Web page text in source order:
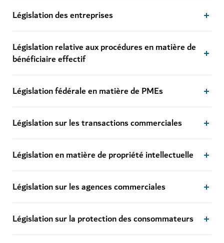
Législation des entreprises
Législation relative aux procédures en matière de
bénéficiaire effectif
Législation fédérale en matière de PMEs
Législation sur les transactions commerciales
Législation en matière de propriété intellectuelle
Législation sur les agences commerciales
Législation sur la protection des consommateurs